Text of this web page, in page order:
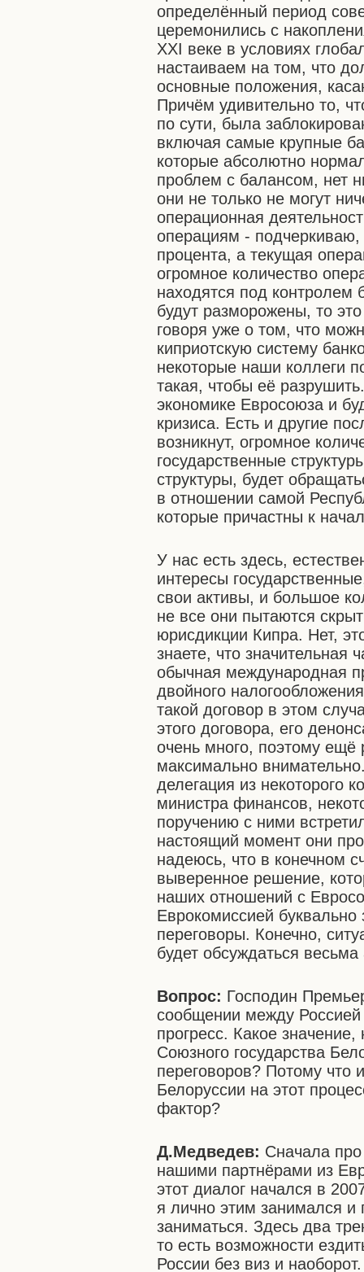
определённый период
церемонились с
XXI веке в условиях
настаиваем на том, что
основные положения,
Причём удивительно то,
по сути, была
включая самые крупные
которые абсолютно
проблем с балансом, нет
они не только не могут
операционная
операциям - подчеркиваю,
процента, а текущая
огромное количество
находятся под контролем
будут разморожены, то
говоря уже о том, что
киприотскую систему
некоторые наши коллеги
такая, чтобы её
экономике Евросоюза и
кризиса. Есть и другие
возникнут, огромное
государственные
структуры, будет
в отношении самой
которые причастны к
У нас есть здесь,
интересы
свои активы, и большое
не все они пытаются
юрисдикции Кипра. Нет,
знаете, что значительная
обычная международная
двойного
такой договор в этом
этого договора, его
очень много, поэтому ещё
максимально
делегация из некоторого
министра финансов,
поручению с ними
настоящий момент они
надеюсь, что в конечном
выверенное решение,
наших отношений с
Еврокомиссией
переговоры. Конечно,
будет обсуждаться весьма
Вопрос: Господин
сообщении между
прогресс. Какое
Союзного государства
переговоров? Потому что
Белоруссии на этот
фактор?
Д.Медведев: Сначала
нашими партнёрами из
этот диалог начался в
я лично этим занимался
заниматься. Здесь два
то есть возможности
России без виз и